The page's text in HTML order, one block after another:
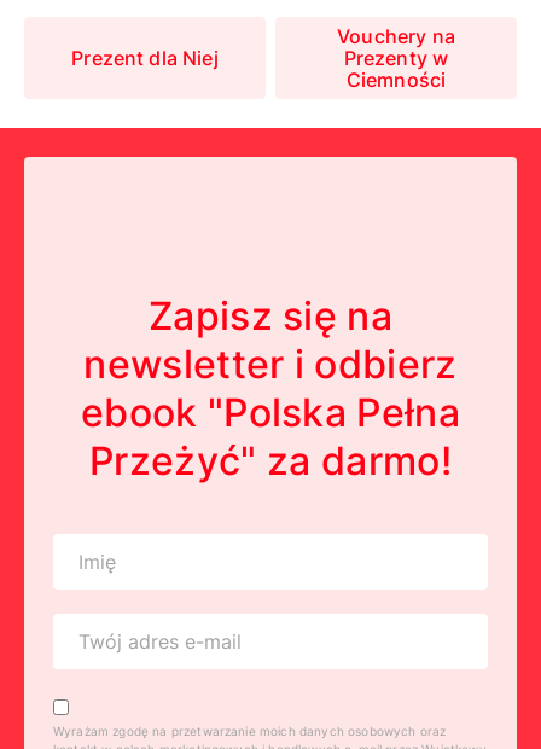
Prezent dla Niej
Vouchery na
Prezenty w
Ciemności
Zapisz się na
newsletter i odbierz
ebook "Polska Pełna
Przeżyć" za darmo!
Wyrażam zgodę na przetwarzanie moich danych osobowych oraz